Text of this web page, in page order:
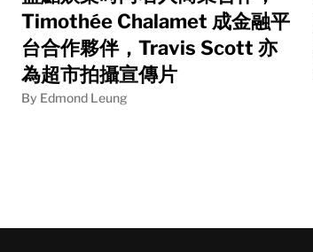
Timothée Chalamet 成金融平
台合作夥伴，Travis Scott 亦
為超市拍攝宣傳片
By Edmond Leung